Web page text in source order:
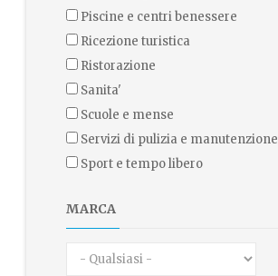
piscine e centri benessere
ricezione turistica
ristorazione
sanita'
scuole e mense
servizi di pulizia e manutenzione
sport e tempo libero
MARCA